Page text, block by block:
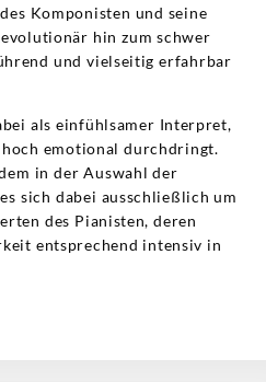
Komponisten und seine
hin zum schwer
und vielseitig erfahrbar
als einfühlsamer Interpret,
emotional durchdringt.
in der Auswahl der
sich dabei ausschließlich um
des Pianisten, deren
entsprechend intensiv in